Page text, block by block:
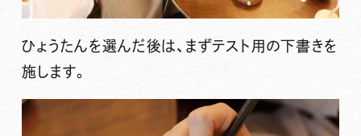
ひょうたんを選んだ後は、まずテスト用の下書きを
施します。